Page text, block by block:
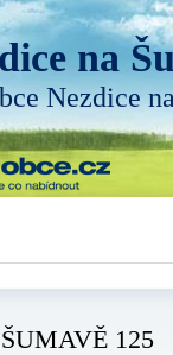
na
Nezdice
125